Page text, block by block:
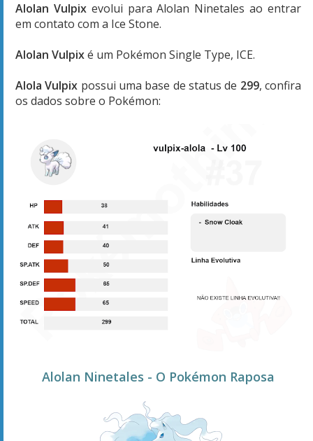
Alolan Vulpix evolui para Alolan Ninetales ao entrar
em contato com a Ice Stone.
Alolan Vulpixé um Pokémon Single Type, ICE.
Alola Vulpix possui uma base de status de 299, confira
os dados sobre o Pokémon:
Alolan Ninetales - O Pokémon Raposa